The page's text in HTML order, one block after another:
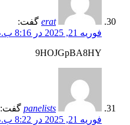
erat گفت:
فوریه 21, 2025 در 8:16 ب.ظ
9HOJGpBA8HY
panelists گفت:
فوریه 21, 2025 در 8:22 ب.ظ